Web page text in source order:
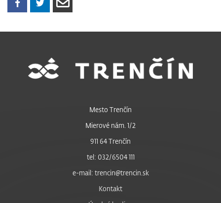
Mesto Trenčín
Mierové nám. 1/2
911 64 Trenčín
tel: 032/6504 111
e-mail: trencin@trencin.sk
Kontakt